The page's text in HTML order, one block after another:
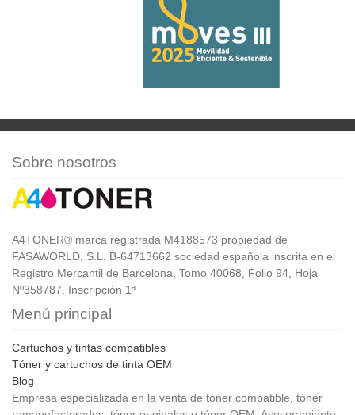
Sobre nosotros
A4TONER® marca registrada M4188573 propiedad de
FASAWORLD, S.L. B-64713662 sociedad española inscrita en el
Registro Mercantil de Barcelona, Tomo 40068, Folio 94, Hoja
Nº358787, Inscripción 1ª
Menú principal
Cartuchos y tintas compatibles
Tóner y cartuchos de tinta OEM
Blog
Empresa especializada en la venta de tóner compatible, tóner